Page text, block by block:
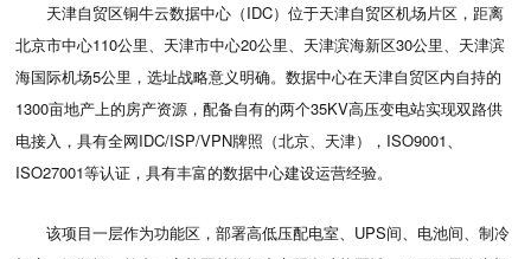
天津自贸区铜牛云数据中心（IDC）位于天津自贸区机场片区，距离
北京市中心110公里、天津市中心20公里、天津滨海新区30公里、天津滨
海国际机场5公里，选址战略意义明确。数据中心在天津自贸区内自持的
1300亩地产上的房产资源，配备自有的两个35KV高压变电站实现双路供
电接入，具有全网IDC/ISP/VPN牌照（北京、天津），ISO9001、
ISO27001等认证，具有丰富的数据中心建设运营经验。
该项目一层作为功能区，部署高低压配电室、UPS间、电池间、制冷